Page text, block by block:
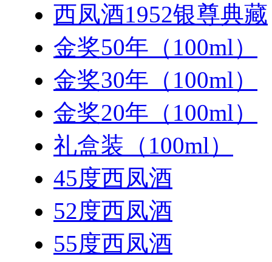
西凤酒1952银尊典藏
金奖50年（100ml）
金奖30年（100ml）
金奖20年（100ml）
礼盒装（100ml）
45度西凤酒
52度西凤酒
55度西凤酒